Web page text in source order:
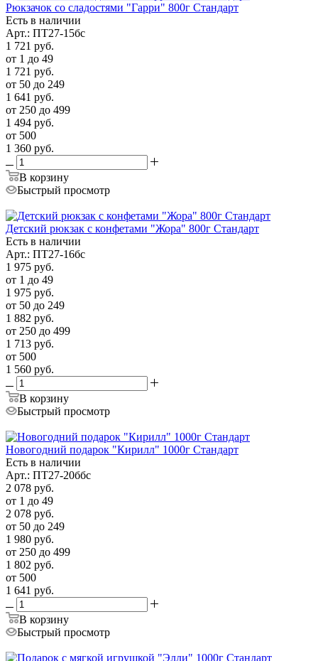
Рюкзачок со сладостями "Гарри" 800г Стандарт
Есть в наличии
Арт.: ПТ27-15бс
1 721 руб.
от 1 до 49
1 721 руб.
от 50 до 249
1 641 руб.
от 250 до 499
1 494 руб.
от 500
1 360 руб.
В корзину
Быстрый просмотр
Детский рюкзак с конфетами "Жора" 800г Стандарт
Есть в наличии
Арт.: ПТ27-16бс
1 975 руб.
от 1 до 49
1 975 руб.
от 50 до 249
1 882 руб.
от 250 до 499
1 713 руб.
от 500
1 560 руб.
В корзину
Быстрый просмотр
Новогодний подарок "Кирилл" 1000г Стандарт
Есть в наличии
Арт.: ПТ27-20ббс
2 078 руб.
от 1 до 49
2 078 руб.
от 50 до 249
1 980 руб.
от 250 до 499
1 802 руб.
от 500
1 641 руб.
В корзину
Быстрый просмотр